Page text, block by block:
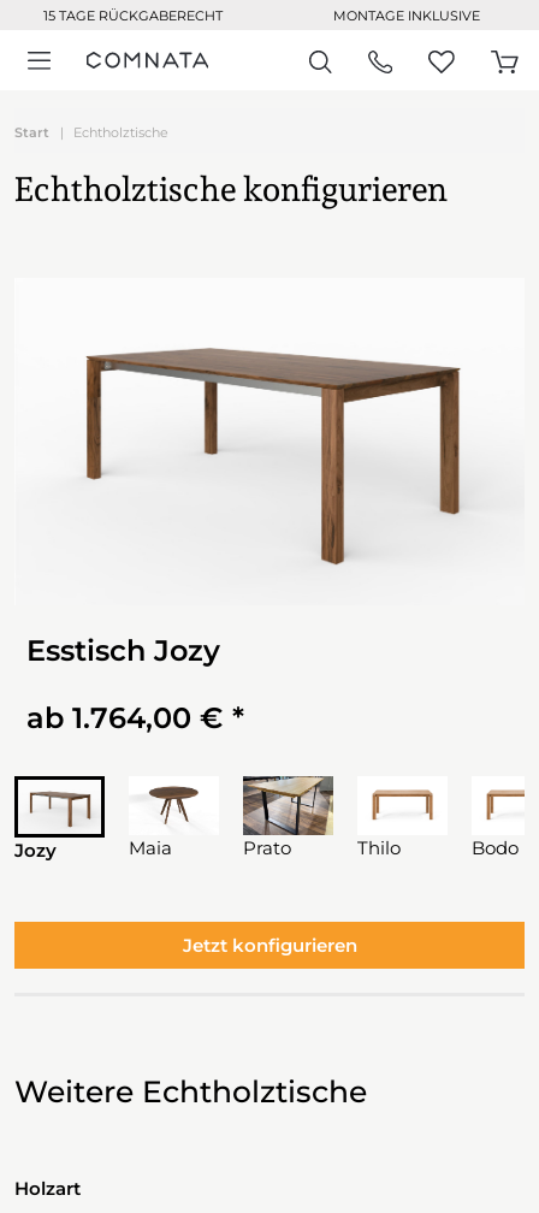
15 TAGE RÜCKGABERECHT MONTAGE INKLUSIVE
Start Echtholztische
Echtholztische konfigurieren
Jetzt konfigurieren
Jozy Maia Prato Thilo Bodo
Esstisch Jozy
ab 1.764,00 €
Weitere Echtholztische
Holzart